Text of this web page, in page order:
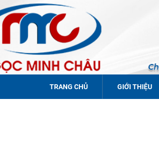
TRANG CHỦ GIỚI THIỆU